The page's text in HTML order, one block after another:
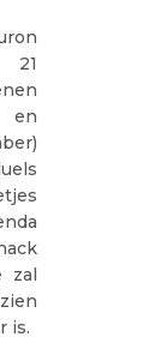
21
en
zal
is.